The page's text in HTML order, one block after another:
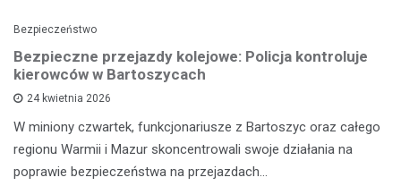
Bezpieczeństwo
Bezpieczne przejazdy kolejowe: Policja kontroluje
kierowców w Bartoszycach
24 kwietnia 2026
W miniony czwartek, funkcjonariusze z Bartoszyc oraz całego
regionu Warmii i Mazur skoncentrowali swoje działania na
poprawie bezpieczeństwa na przejazdach…